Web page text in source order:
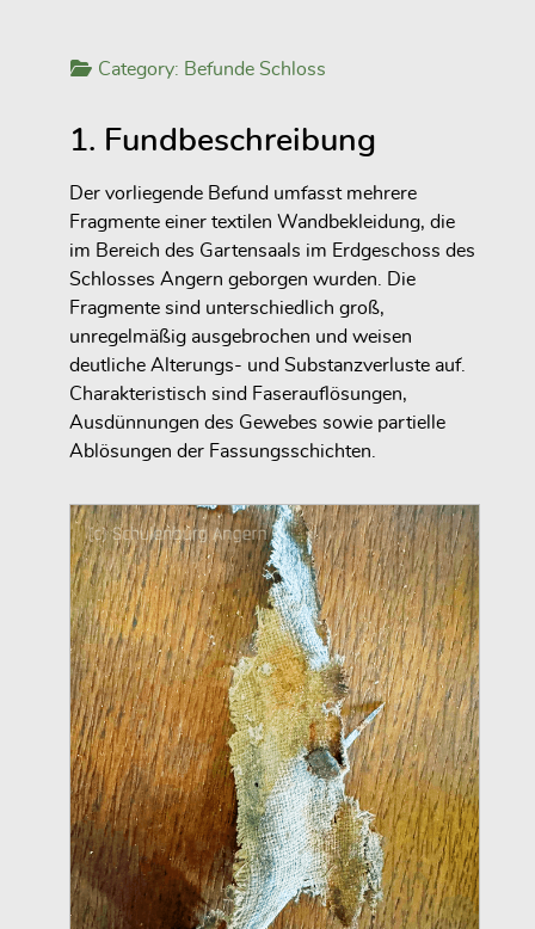
Category: Befunde Schloss
1. Fundbeschreibung
Der vorliegende Befund umfasst mehrere
Fragmente einer textilen Wandbekleidung, die
im Bereich des Gartensaals im Erdgeschoss des
Schlosses Angern geborgen wurden. Die
Fragmente sind unterschiedlich groß,
unregelmäßig ausgebrochen und weisen
deutliche Alterungs- und Substanzverluste auf.
Charakteristisch sind Faserauflösungen,
Ausdünnungen des Gewebes sowie partielle
Ablösungen der Fassungsschichten.